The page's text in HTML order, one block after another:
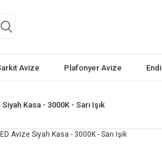
Avize Plafonyer Avize
Kasa - 3000K - Sarı Işık